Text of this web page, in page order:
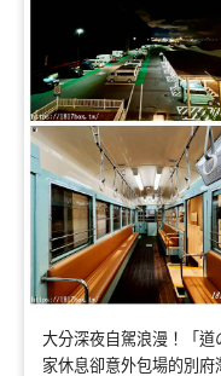
大分深夜自駕浪漫！「
家休息卻意外包場的別